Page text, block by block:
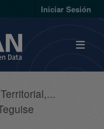
Iniciar Sesión